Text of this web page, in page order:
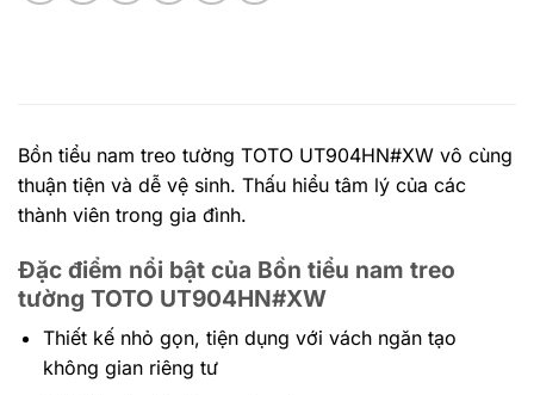
Bồn tiểu nam treo tường TOTO UT904HN#XW vô cùng
thuận tiện và dễ vệ sinh. Thấu hiểu tâm lý của các
thành viên trong gia đình.
Đặc điểm nổi bật của Bồn tiểu nam treo
tường TOTO UT904HN#XW
Thiết kế nhỏ gọn, tiện dụng với vách ngăn tạo
không gian riêng tư